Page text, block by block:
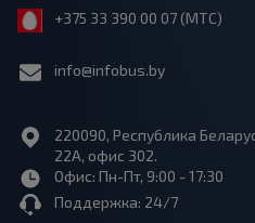
+375 33 390 00 07 (МТС)
info@infobus.by
220090, Республика
22А, офис 302.
Офис: Пн-Пт, 9:00 - 17:30
Поддержка: 24/7